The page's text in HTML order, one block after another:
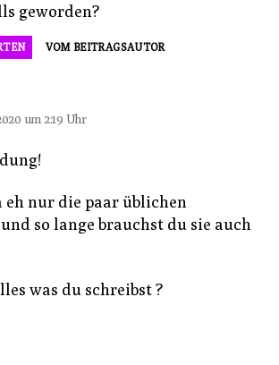
geworden?
VOM BEITRAGSAUTOR
um 2:19 Uhr
eh nur die paar üblichen
so lange brauchst du sie auch
was du schreibst ?